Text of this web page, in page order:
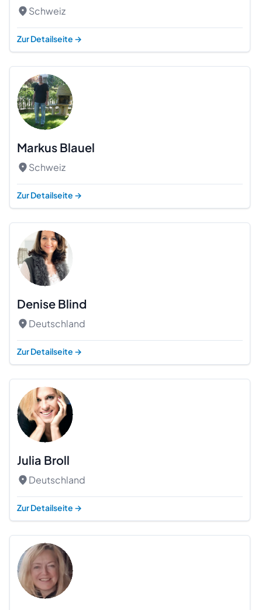
Schweiz
Zur Detailseite →
Markus Blauel
Schweiz
Zur Detailseite →
Denise Blind
Deutschland
Zur Detailseite →
Julia Broll
Deutschland
Zur Detailseite →